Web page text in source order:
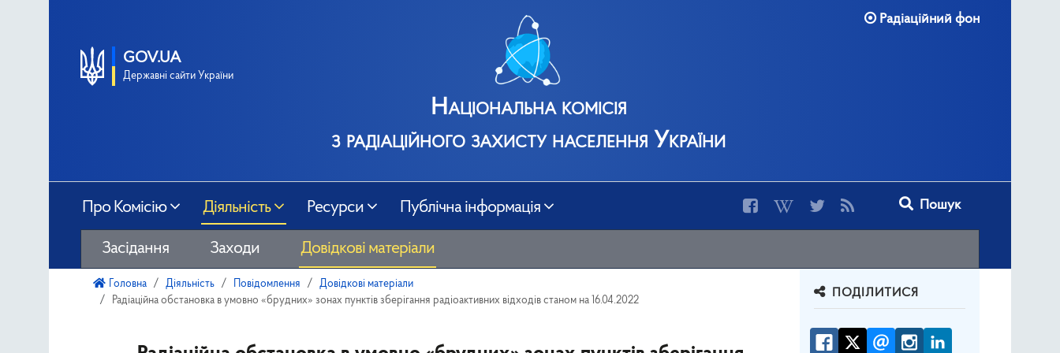
GOV.UA
Державні сайти України
Національна комісія
з радіаційного захисту населення України
Радіаційний фон
Про Комісію Діяльність Ресурси Публічна інформація
Type 2 or more characters for
Пошук
Засідання Заходи Довідкові матеріали
Головна Діяльність Повідомлення
Довідкові матеріали
Радіаційна обстановка в умовно «брудних» зонах пунктів зберігання радіоактивних відходів станом на 16.04.2022
ПОДІЛИТИСЯ